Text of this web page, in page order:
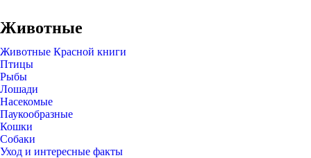
Животные
Животные Красной книги
Птицы
Рыбы
Лошади
Насекомые
Паукообразные
Кошки
Собаки
Уход и интересные факты